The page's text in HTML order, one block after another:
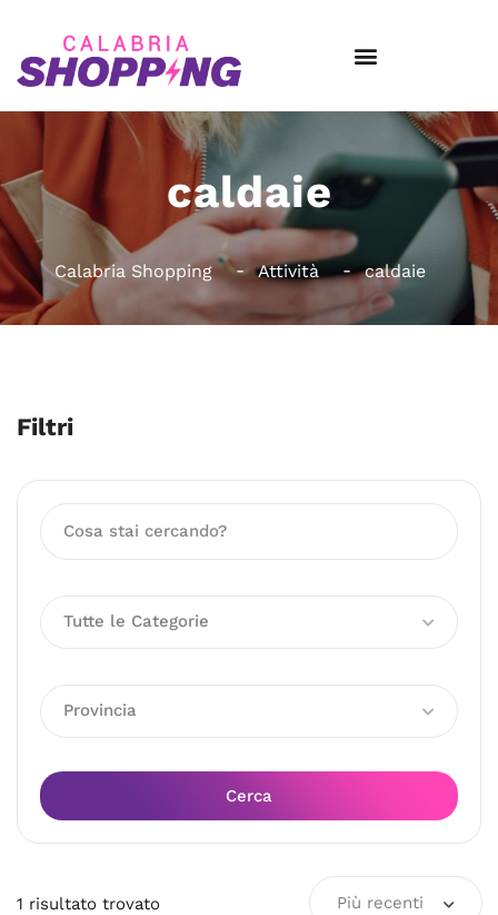
caldaie
Calabria Shopping Attività caldaie
Filtri
Tutte le Categorie
Provincia
Cerca
1 risultato trovato Più recenti